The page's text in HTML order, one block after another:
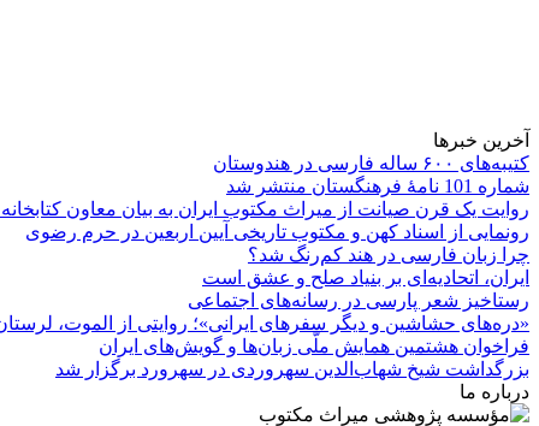
آخرین خبرها
کتیبه‌های ۶۰۰ ساله فارسی در هندوستان
شماره 101 نامۀ فرهنگستان منتشر شد
روایت یک قرن صیانت از میراث مکتوب ایران به بیان معاون
رونمایی از اسناد کهن و مکتوب تاریخی آیین اربعین در حرم رضوی
چرا زبان فارسی در هند کم‌رنگ شد؟
ایران، اتحادیه‌ای بر بنیاد صلح و عشق است
رستاخیز شعر پارسی در رسانه‌های اجتماعی
«دره‌های حشاشین و دیگر سفرهای ایرانی»؛ روایتی از الموت، لرستان
فراخوان هشتمین همایش ملّی زبان‌ها و گویش‌های ایران
بزرگداشت شیخ شهاب‌الدین سهروردی در سهرورد برگزار شد
درباره ما